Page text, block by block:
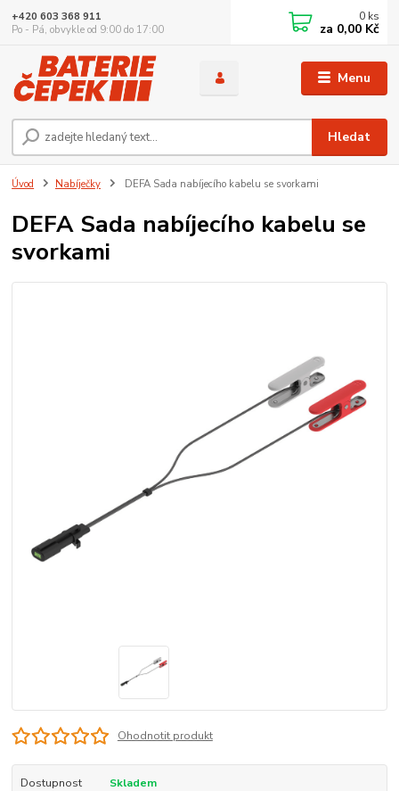
Menu
Hledat
+420 603 368 911
Po - Pá, obvykle od 9:00 do 17:00
0 ks
za 0,00 Kč
Úvod Nabíječky DEFA Sada nabíjecího kabelu se svorkami
DEFA Sada nabíjecího kabelu se
svorkami
Ohodnotit produkt
Dostupnost Skladem